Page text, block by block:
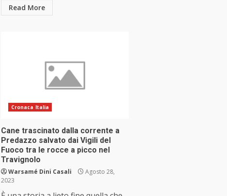
Read More
Cronaca Italia
Cane trascinato dalla corrente a
Predazzo salvato dai Vigili del
Fuoco tra le rocce a picco nel
Travignolo
Warsamé Dini Casali
Agosto 28,
2023